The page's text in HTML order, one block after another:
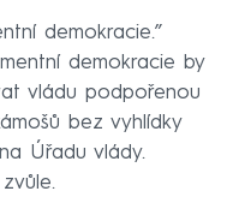
demokracie.”
demokracie by
vládu podpořenou
bez vyhlídky
Úřadu vlády.